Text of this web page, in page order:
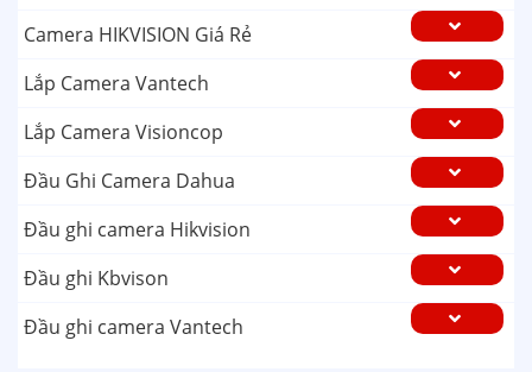
Camera HIKVISION Giá Rẻ
Lắp Camera Vantech
Lắp Camera Visioncop
Đầu Ghi Camera Dahua
Đầu ghi camera Hikvision
Đầu ghi Kbvison
Đầu ghi camera Vantech